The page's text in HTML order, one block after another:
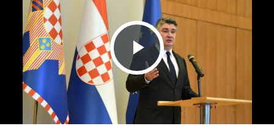
Play Video